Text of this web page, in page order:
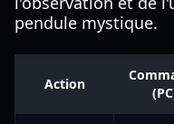
pendule mystique.
Action